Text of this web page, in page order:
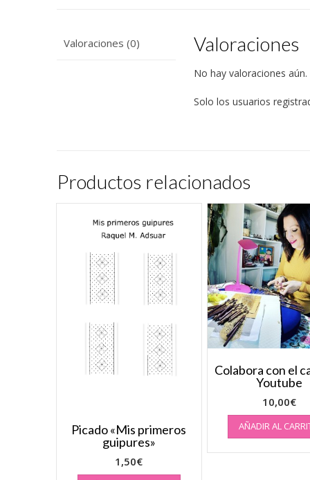
Valoraciones (0) Valoraciones
No hay valoraciones aún.
Solo los usuarios
Productos relacionados
Picado «Mis primeros
guipures»
1,50€
Colabora con el
Youtube
10,00€
AÑADIR AL